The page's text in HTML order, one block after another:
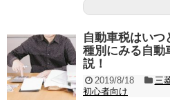
自動車税はいつ
種別にみる自動
説！
2019/8/18 三
初心者向け